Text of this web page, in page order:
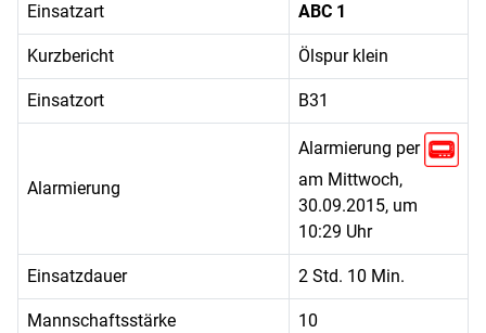
Einsatzart ABC 1
Kurzbericht Ölspur klein
Einsatzort B31
Alarmierung
Alarmierung per
am Mittwoch,
30.09.2015, um
10:29 Uhr
Einsatzdauer 2 Std. 10 Min.
Mannschaftsstärke 10